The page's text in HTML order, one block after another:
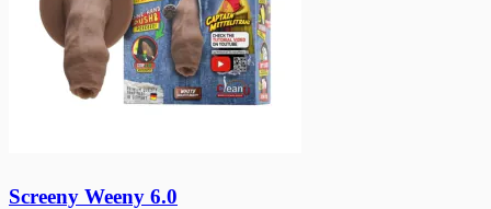
Screeny Weeny 6.0